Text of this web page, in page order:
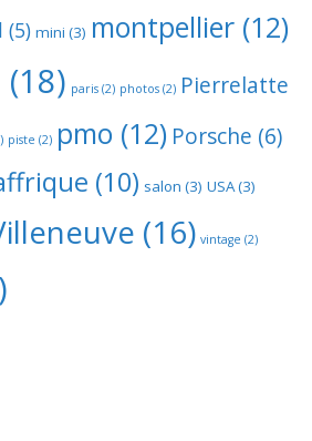
(5) mini (3) montpellier (12)
(18) paris (2) photos (2) Pierrelatte
piste (2) pmo (12) Porsche (6)
(10) salon (3) USA(3)
(16) vintage (2)